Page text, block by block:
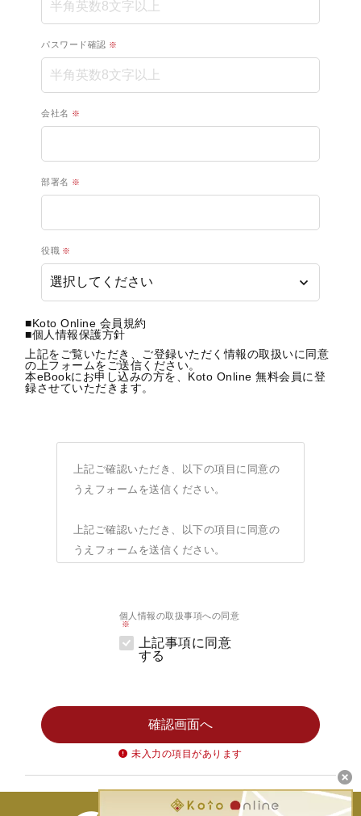
パスワード確認
会社名
部署名
役職
■Koto Online 会員規約
■個人情報保護方針
上記をご覧いただき、ご登録いただく情報の取扱いに同意
の上フォームをご送信ください。
本eBookにお申し込みの方を、Koto Online 無料会員に登
録させていただきます。
上記ご確認いただき、以下の項目に同意の
うえフォームを送信ください。
上記ご確認いただき、以下の項目に同意の
うえフォームを送信ください。
ト・テクノロジー
2. 個人情報の管理責任者：職名 個人情報
保護管理者、役職 経営管理本部長
報のサマリーのメール配信を含む）、ウェ
ビナー参加情報のご連絡、アフターフォロ
ー
4. 上記利用目的の達成の範囲内で、個人情
報の取扱いの全部または一部を委託する場
個人情報の取扱事項への同意
上記事項に同意
する
確認画面へ
未入力の項目があります